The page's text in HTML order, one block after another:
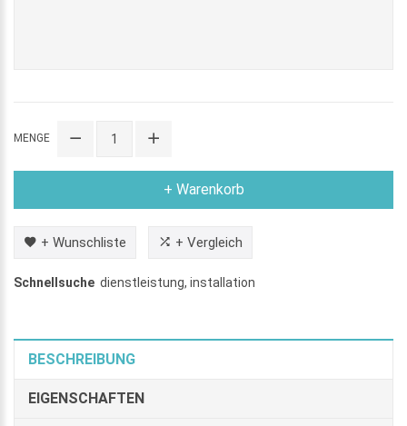
MENGE
+ Warenkorb
+ Wunschliste + Vergleich
Schnellsuche dienstleistung, installation
BESCHREIBUNG
EIGENSCHAFTEN